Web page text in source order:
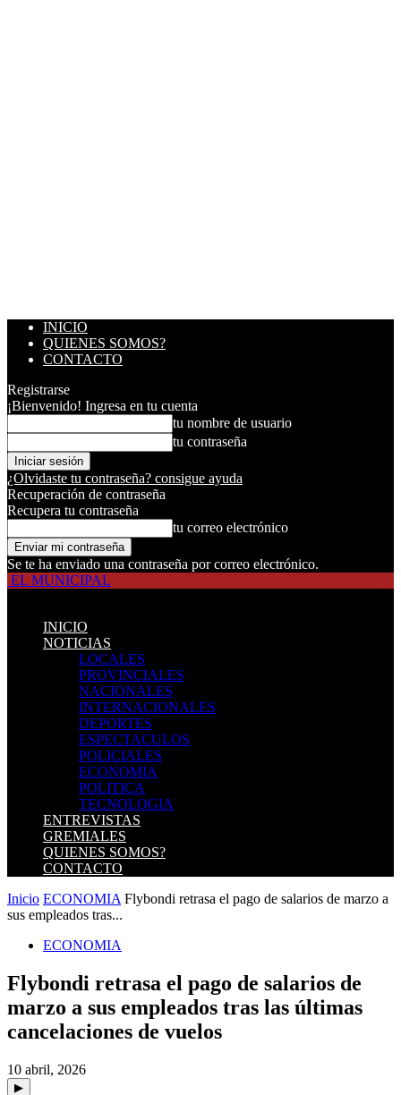
INICIO
QUIENES SOMOS?
CONTACTO
Registrarse
¡Bienvenido! Ingresa en tu cuenta
tu nombre de usuario
tu contraseña
¿Olvidaste tu contraseña? consigue ayuda
Recuperación de contraseña
Recupera tu contraseña
tu correo electrónico
Se te ha enviado una contraseña por correo electrónico.
EL MUNICIPAL
INICIO
NOTICIAS
LOCALES
PROVINCIALES
NACIONALES
INTERNACIONALES
DEPORTES
ESPECTACULOS
POLICIALES
ECONOMIA
POLITICA
TECNOLOGIA
ENTREVISTAS
GREMIALES
QUIENES SOMOS?
CONTACTO
Inicio ECONOMIA Flybondi retrasa el pago de salarios de marzo a
sus empleados tras...
ECONOMIA
Flybondi retrasa el pago de salarios de
marzo a sus empleados tras las últimas
cancelaciones de vuelos
10 abril, 2026
▶